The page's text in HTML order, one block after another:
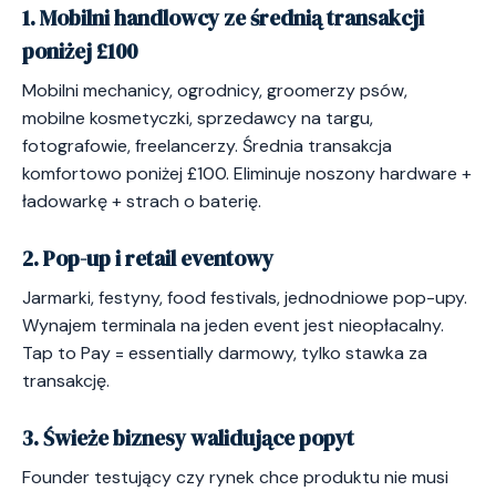
1. Mobilni handlowcy ze średnią transakcji
poniżej £100
Mobilni mechanicy, ogrodnicy, groomerzy psów,
mobilne kosmetyczki, sprzedawcy na targu,
fotografowie, freelancerzy. Średnia transakcja
komfortowo poniżej £100. Eliminuje noszony hardware +
ładowarkę + strach o baterię.
2. Pop-up i retail eventowy
Jarmarki, festyny, food festivals, jednodniowe pop-upy.
Wynajem terminala na jeden event jest nieopłacalny.
Tap to Pay = essentially darmowy, tylko stawka za
transakcję.
3. Świeże biznesy walidujące popyt
Founder testujący czy rynek chce produktu nie musi